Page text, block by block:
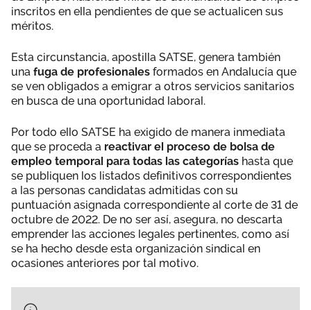
inscritos en ella pendientes de que se actualicen sus
méritos.
Esta circunstancia, apostilla SATSE, genera también
una fuga de profesionales formados en Andalucía que
se ven obligados a emigrar a otros servicios sanitarios
en busca de una oportunidad laboral.
Por todo ello SATSE ha exigido de manera inmediata
que se proceda a reactivar el proceso de bolsa de
empleo temporal para todas las categorías hasta que
se publiquen los listados definitivos correspondientes
a las personas candidatas admitidas con su
puntuación asignada correspondiente al corte de 31 de
octubre de 2022. De no ser así, asegura, no descarta
emprender las acciones legales pertinentes, como así
se ha hecho desde esta organización sindical en
ocasiones anteriores por tal motivo.